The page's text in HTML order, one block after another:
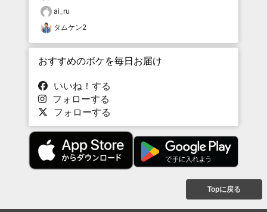
ai_ru
タムケン2
おすすめのボケを毎日お届け
いいね！する
フォローする
フォローする
Topに戻る